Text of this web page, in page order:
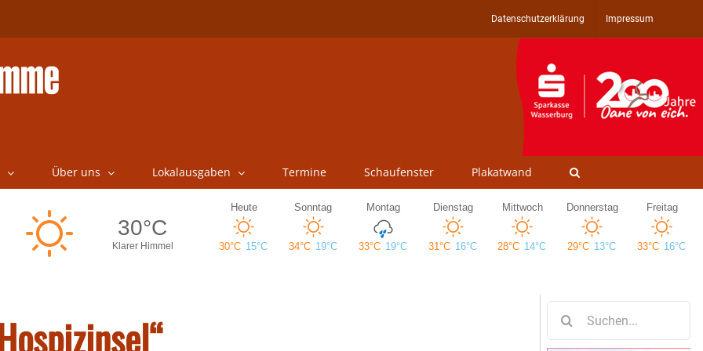
Datenschutzerklärung Impressum
Über uns Lokalausgaben Termine Schaufenster Plakatwand
nach: